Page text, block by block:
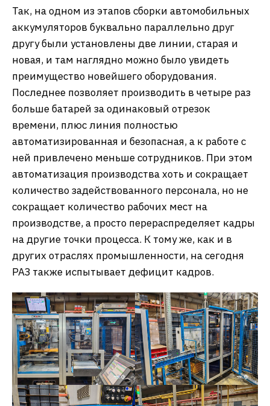
Так, на одном из этапов сборки автомобильных
аккумуляторов буквально параллельно друг
другу были установлены две линии, старая и
новая, и там наглядно можно было увидеть
преимущество новейшего оборудования.
Последнее позволяет производить в четыре раз
больше батарей за одинаковый отрезок
времени, плюс линия полностью
автоматизированная и безопасная, а к работе с
ней привлечено меньше сотрудников. При этом
автоматизация производства хоть и сокращает
количество задействованного персонала, но не
сокращает количество рабочих мест на
производстве, а просто перераспределяет кадры
на другие точки процесса. К тому же, как и в
других отраслях промышленности, на сегодня
РАЗ также испытывает дефицит кадров.